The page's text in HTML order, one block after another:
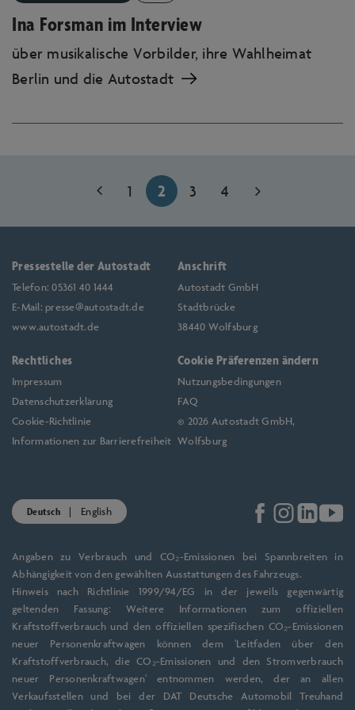
Ina Forsman im Interview
über musikalische Vorbilder, ihre Wahlheimat
Berlin und die Autostadt
1 2 3 4
Pressestelle der Autostadt
Telefon:05361 40 1444
E-Mail: presse@autostadt.de
www.autostadt.de
Anschrift
Autostadt GmbH
Stadtbrücke
38440 Wolfsburg
Rechtliches
Impressum
Datenschutzerklärung
Cookie-Richtlinie
Informationen zur Barrierefreiheit
Cookie Präferenzen ändern
Nutzungsbedingungen
FAQ
© 2026 Autostadt GmbH,
Wolfsburg
Deutsch English
Angaben zu Verbrauch und CO₂-Emissionen bei Spannbreiten in
Abhängigkeit von den gewählten Ausstattungen des Fahrzeugs.
Hinweis nach Richtlinie 1999/94/EG in der jeweils gegenwärtig
geltenden Fassung: Weitere Informationen zum offiziellen
Kraftstoffverbrauch und den offiziellen spezifischen CO₂-Emissionen
neuer Personenkraftwagen können dem 'Leitfaden über den
Kraftstoffverbrauch, die CO₂-Emissionen und den Stromverbrauch
neuer Personenkraftwagen' entnommen werden, der an allen
Verkaufsstellen und bei der DAT Deutsche Automobil Treuhand
ermöglichen. Diese Cookies sammeln
Informationen darüber, wie Sie unsere
Webseite nutzen, zum Beispiel, welche
Seiten Sie am meisten besuchen oder wie
Webseite fortlaufend zu verbessern und Ihr
Nutzererlebnis zu optimieren.